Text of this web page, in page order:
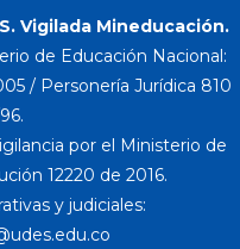
Vigilada Mineducación.
de Educación Nacional:
/ Personería Jurídica 810
por el Ministerio de
12220 de 2016.
y judiciales: